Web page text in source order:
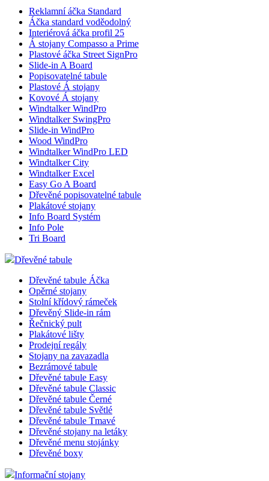
Reklamní áčka Standard
Áčka standard voděodolný
Interiérová áčka profil 25
Á stojany Compasso a Prime
Plastové áčka Street SignPro
Slide-in A Board
Popisovatelné tabule
Plastové Á stojany
Kovové Á stojany
Windtalker WindPro
Windtalker SwingPro
Slide-in WindPro
Wood WindPro
Windtalker WindPro LED
Windtalker City
Windtalker Excel
Easy Go A Board
Dřevěné popisovatelné tabule
Plakátové stojany
Info Board Systém
Info Pole
Tri Board
Dřevěné tabule
Dřevěné tabule Áčka
Opěrné stojany
Stolní křídový rámeček
Dřevěný Slide-in rám
Řečnický pult
Plakátové lišty
Prodejní regály
Stojany na zavazadla
Bezrámové tabule
Dřevěné tabule Easy
Dřevěné tabule Classic
Dřevěné tabule Černé
Dřevěné tabule Světlé
Dřevěné tabule Tmavé
Dřevěné stojany na letáky
Dřevěné menu stojánky
Dřevěné boxy
Informační stojany